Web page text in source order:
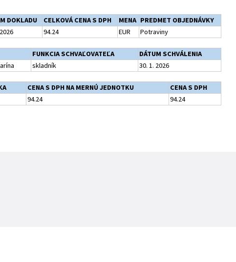
DOKLADU CELKOVÁ CENA S DPH MENA PREDMET OBJEDNÁVKY
94.24 EUR Potraviny
FUNKCIA SCHVAĽOVATEĽA
DÁTUM SCHVÁLENIA
skladník 30. 1. 2026
CENA S DPH NA MERNÚ JEDNOTKU
CENA S DPH
94.24 94.24